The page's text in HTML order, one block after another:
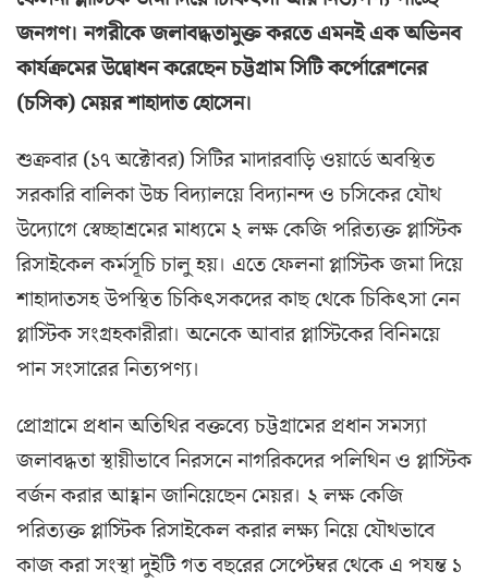
জনগণ। নগরীকে জলাবদ্ধতামুক্ত করতে এমনই এক অভিনব
কার্যক্রমের উদ্বোধন করেছেন চট্টগ্রাম সিটি কর্পোরেশনের
(চসিক) মেয়র শাহাদাত হোসেন।
শুক্রবার (১৭ অক্টোবর) সিটির মাদারবাড়ি ওয়ার্ডে অবস্থিত
সরকারি বালিকা উচ্চ বিদ্যালয়ে বিদ্যানন্দ ও চসিকের যৌথ
উদ্যোগে স্বেচ্ছাশ্রমের মাধ্যমে ২ লক্ষ কেজি পরিত্যক্ত প্লাস্টিক
রিসাইকেল কর্মসূচি চালু হয়। এতে ফেলনা প্লাস্টিক জমা দিয়ে
শাহাদাতসহ উপস্থিত চিকিৎসকদের কাছ থেকে চিকিৎসা নেন
প্লাস্টিক সংগ্রহকারীরা। অনেকে আবার প্লাস্টিকের বিনিময়ে
পান সংসারের নিত্যপণ্য।
প্রোগ্রামে প্রধান অতিথির বক্তব্যে চট্টগ্রামের প্রধান সমস্যা
জলাবদ্ধতা স্থায়ীভাবে নিরসনে নাগরিকদের পলিথিন ও প্লাস্টিক
বর্জন করার আহ্বান জানিয়েছেন মেয়র। ২ লক্ষ কেজি
পরিত্যক্ত প্লাস্টিক রিসাইকেল করার লক্ষ্য নিয়ে যৌথভাবে
কাজ করা সংস্থা দুইটি গত বছরের সেপ্টেম্বর থেকে এ পযন্ত ১